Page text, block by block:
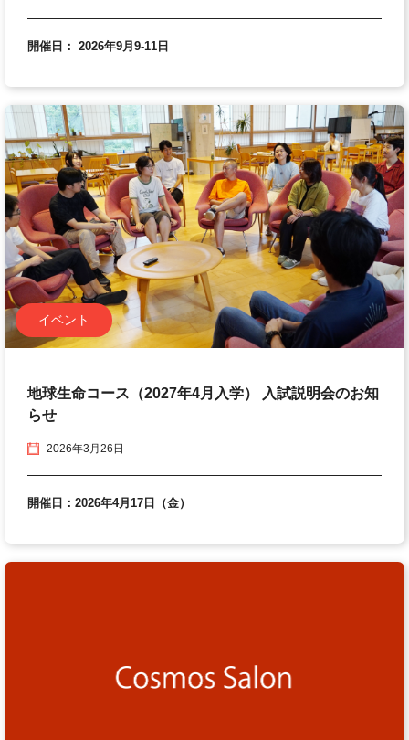
開催日： 2026年9月9-11日
イベント
地球生命コース（2027年4月入学） 入試説明会のお知
らせ
2026年3月26日
開催日：2026年4月17日（金）